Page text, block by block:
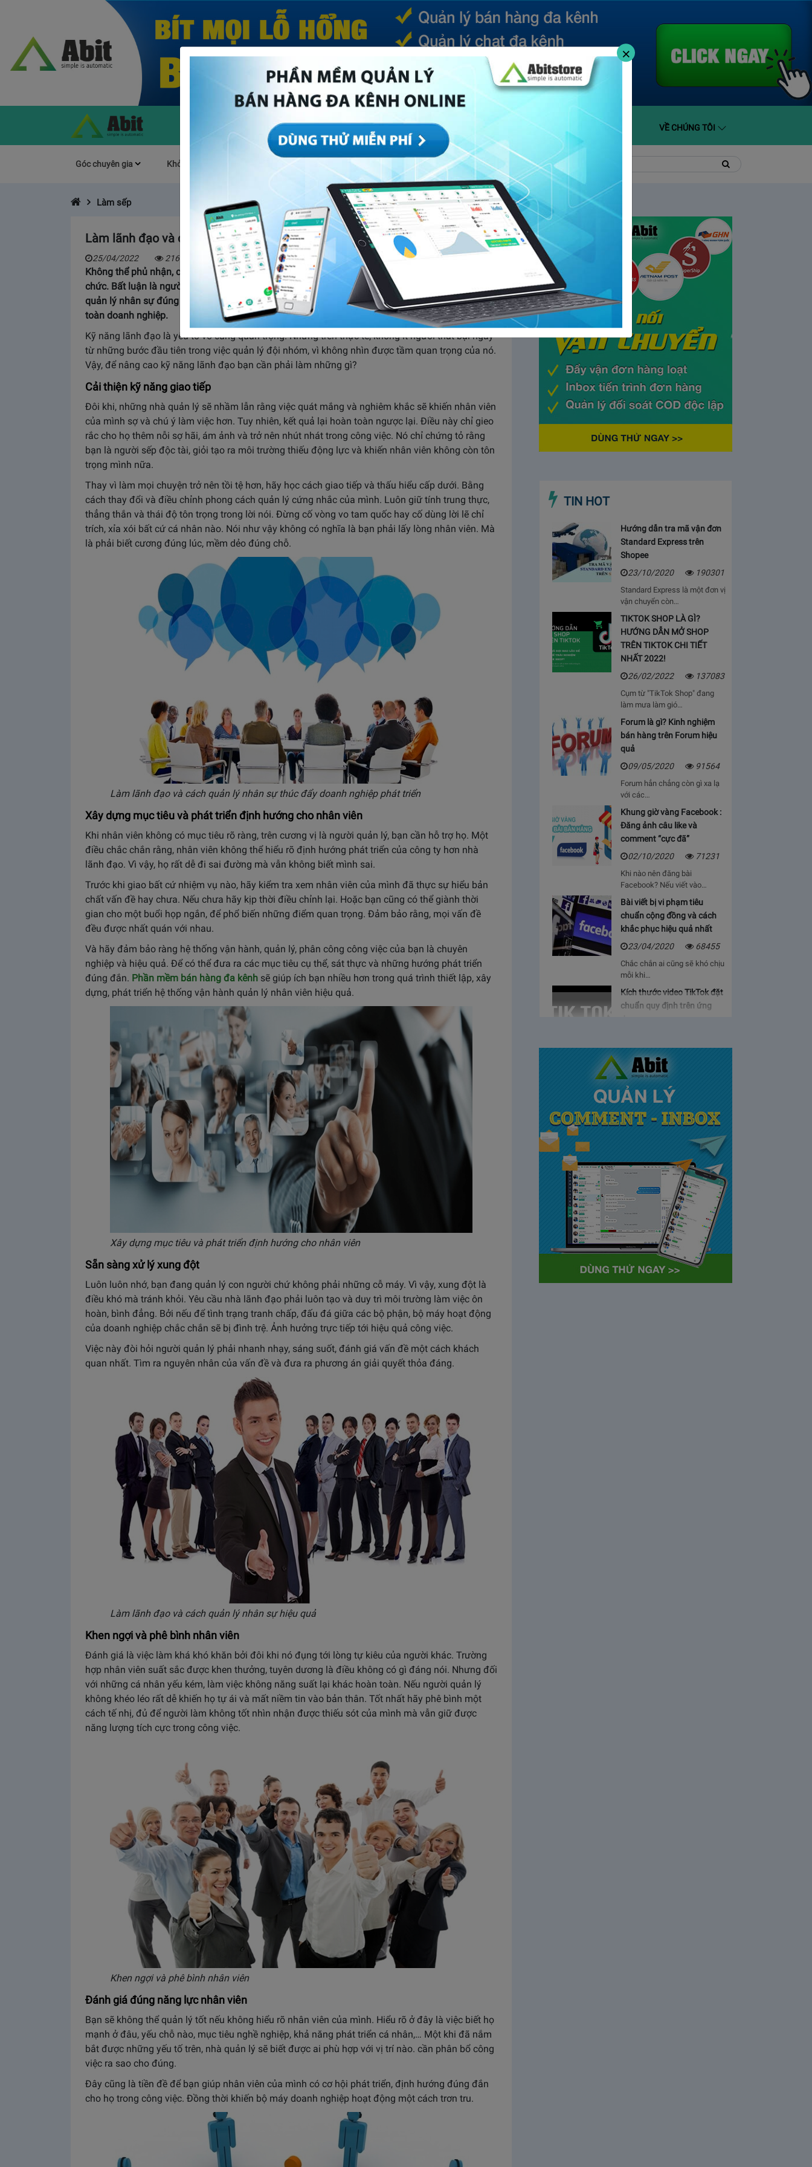
(CURRENT) BÁO GIÁ HỖ TRỢ VỀ CHÚNG TÔI
Góc chuyên gia Khởi Nghiệp Mục khác Quản trị Về Abit
kiếm:
kiếm
Làm sếp
Làm lãnh đạo và cách quản lý nhân sự thúc đẩy doanh nghiệp phát triển
25/04/2022 2164
Không thể phủ nhận, con người chính là yếu tố cốt lõi quyết định đến sự phát triển của một tổ
chức. Bất luận là người đứng đầu hay chỉ đóng vai trò nhỏ. Chính vì vậy, làm lãnh đạo và cách
quản lý nhân sự đúng đắn chính là chiếc chìa khóa vạn năng mở ra cánh cửa phát triển cho
toàn doanh nghiệp.
Kỹ năng lãnh đạo là yếu tố vô cùng quan trọng. Nhưng trên thực tế, không ít người thất bại ngay
từ những bước đầu tiên trong việc quản lý đội nhóm, vì không nhìn được tầm quan trọng của nó.
Vậy, để nâng cao kỹ năng lãnh đạo bạn cần phải làm những gì?
Cải thiện kỹ năng giao tiếp
Đôi khi, những nhà quản lý sẽ nhầm lẫn rằng việc quát mắng và nghiêm khắc sẽ khiến nhân viên
của mình sợ và chú ý làm việc hơn. Tuy nhiên, kết quả lại hoàn toàn ngược lại. Điều này chỉ gieo
rắc cho họ thêm nỗi sợ hãi, ám ảnh và trở nên nhút nhát trong công việc. Nó chỉ chứng tỏ rằng
bạn là người sếp độc tài, giỏi tạo ra môi trường thiếu động lực và khiến nhân viên không còn tôn
trọng mình nữa.
Thay vì làm mọi chuyện trở nên tồi tệ hơn, hãy học cách giao tiếp và thấu hiểu cấp dưới. Bằng
cách thay đổi và điều chỉnh phong cách quản lý cứng nhắc của mình. Luôn giữ tính trung thực,
thẳng thắn và thái độ tôn trọng trong lời nói. Đừng cố vòng vo tam quốc hay cố dùng lời lẽ chỉ
trích, xỉa xói bất cứ cá nhân nào. Nói như vậy không có nghĩa là bạn phải lấy lòng nhân viên. Mà
là phải biết cương đúng lúc, mềm dẻo đúng chỗ.
Làm lãnh đạo và cách quản lý nhân sự thúc đẩy doanh nghiệp phát triển
Xây dựng mục tiêu và phát triển định hướng cho nhân viên
Khi nhân viên không có mục tiêu rõ ràng, trên cương vị là người quản lý, bạn cần hỗ trợ họ. Một
điều chắc chắn rằng, nhân viên không thể hiểu rõ định hướng phát triển của công ty hơn nhà
lãnh đạo. Vì vậy, họ rất dễ đi sai đường mà vẫn không biết mình sai.
Trước khi giao bất cứ nhiệm vụ nào, hãy kiểm tra xem nhân viên của mình đã thực sự hiểu bản
chất vấn đề hay chưa. Nếu chưa hãy kịp thời điều chỉnh lại. Hoặc bạn cũng có thể giành thời
gian cho một buổi họp ngắn, để phổ biến những điểm quan trọng. Đảm bảo rằng, mọi vấn đề
đều được nhất quán với nhau.
Và hãy đảm bảo ràng hệ thống vận hành, quản lý, phân công công việc của bạn là chuyên
nghiệp và hiệu quả. Để có thể đưa ra các mục tiêu cụ thể, sát thực và những hướng phát triển
đúng đắn. Phần mềm bán hàng đa kênh sẽ giúp ích bạn nhiều hơn trong quá trình thiết lập, xây
dựng, phát triển hệ thống vận hành quản lý nhân viên hiệu quả.
Xây dựng mục tiêu và phát triển định hướng cho nhân viên
Sẵn sàng xử lý xung đột
Luôn luôn nhớ, bạn đang quản lý con người chứ không phải những cỗ máy. Vì vậy, xung đột là
điều khó mà tránh khỏi. Yêu cầu nhà lãnh đạo phải luôn tạo và duy trì môi trường làm việc ôn
hoàn, bình đẳng. Bởi nếu để tình trạng tranh chấp, đấu đá giữa các bộ phận, bộ máy hoạt động
của doanh nghiệp chắc chắn sẽ bị đình trệ. Ảnh hưởng trực tiếp tới hiệu quả công việc.
Việc này đòi hỏi người quản lý phải nhanh nhạy, sáng suốt, đánh giá vấn đề một cách khách
quan nhất. Tìm ra nguyên nhân của vấn đề và đưa ra phương án giải quyết thỏa đáng.
Làm lãnh đạo và cách quản lý nhân sự hiệu quả
Khen ngợi và phê bình nhân viên
Đánh giá là việc làm khá khó khăn bởi đôi khi nó đụng tới lòng tự kiêu của người khác. Trường
hợp nhân viên suất sắc được khen thưởng, tuyên dương là điều không có gì đáng nói. Nhưng đối
với những cá nhân yếu kém, làm việc không năng suất lại khác hoàn toàn. Nếu người quản lý
không khéo léo rất dễ khiến họ tự ái và mất niềm tin vào bản thân. Tốt nhất hãy phê bình một
cách tế nhị, đủ để người làm không tốt nhìn nhận được thiếu sót của mình mà vẫn giữ được
năng lượng tích cực trong công việc.
Khen ngợi và phê bình nhân viên
Đánh giá đúng năng lực nhân viên
Bạn sẽ không thể quản lý tốt nếu không hiểu rõ nhân viên của mình. Hiểu rõ ở đây là việc biết họ
mạnh ở đâu, yếu chỗ nào, mục tiêu nghề nghiệp, khả năng phát triển cá nhân,… Một khi đã nắm
bắt được những yếu tố trên, nhà quản lý sẽ biết được ai phù hợp với vị trí nào. cần phân bổ công
việc ra sao cho đúng.
Đây cũng là tiền đề để bạn giúp nhân viên của mình có cơ hội phát triển, định hướng đúng đắn
cho họ trong công việc. Đồng thời khiến bộ máy doanh nghiệp hoạt động một cách trơn tru.
TIN HOT
Hướng dẫn tra mã vận đơn
Standard Express trên
Shopee
23/10/2020
190301
Standard Express là một đơn vị
vận chuyển còn…
TIKTOK SHOP LÀ GÌ?
HƯỚNG DẪN MỞ SHOP
TRÊN TIKTOK CHI TIẾT
NHẤT 2022!
26/02/2022
137083
Cụm từ "TikTok Shop" đang
làm mưa làm gió…
Forum là gì? Kinh nghiệm
bán hàng trên Forum hiệu
quả
09/05/2020
91564
Forum hẳn chẳng còn gì xa lạ
với các…
Khung giờ vàng Facebook :
Đăng ảnh câu like và
comment “cực đã”
02/10/2020
71231
Khi nào nên đăng bài
Facebook? Nếu viết vào…
Bài viết bị vi phạm tiêu
chuẩn cộng đồng và cách
khắc phục hiệu quả nhất
23/04/2020
68455
Chắc chắn ai cũng sẽ khó chịu
mỗi khi…
Kích thước video TikTok đặt
chuẩn quy định trên ứng
Bạn sẽ cảm thấy mệt mỏi, vì cứ
phải…
Bảng giá lượt view Youtube
tại Việt Nam và Hoa kỳ mới
28/05/2020
63356
Khi tham gia chương trình
Partner Program của YouTube,
…
Cách bỏ ẩn trò chuyện trên
Zalo ở thiết bị máy tính và
điện thoại iphone
26/05/2020
62301
Bỏ ẩn cuộc trò chuyện là tính
năng khá…
×